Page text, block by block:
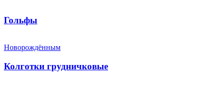
Гольфы
Новорождённым
Колготки грудничковые